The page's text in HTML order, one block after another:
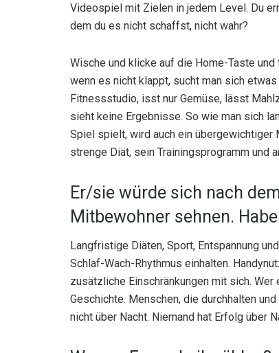
Videospiel mit Zielen in jedem Level. Du
dem du es nicht schaffst, nicht wahr?
Wische und klicke auf die Home-Taste
wenn es nicht klappt, sucht man sich
Fitnessstudio, isst nur Gemüse, lässt
sieht keine Ergebnisse. So wie man sich
Spiel spielt, wird auch ein übergewichtiger
strenge Diät, sein Trainingsprogramm und
Er/sie würde sich nach
Mitbewohner sehnen.
Langfristige Diäten, Sport, Entspannung
Schlaf-Wach-Rhythmus einhalten.
zusätzliche Einschränkungen mit sich.
Geschichte. Menschen, die durchhalten
nicht über Nacht. Niemand hat Erfolg über